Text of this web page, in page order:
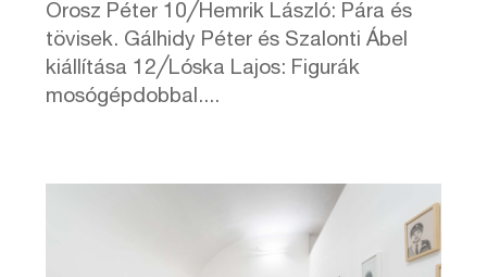
Orosz Péter 10╱Hemrik László: Pára és
tövisek. Gálhidy Péter és Szalonti Ábel
kiállítása 12╱Lóska Lajos: Figurák
mosógépdobbal....